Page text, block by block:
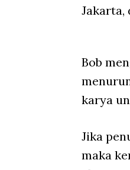
Bob
karya
Jika
maka